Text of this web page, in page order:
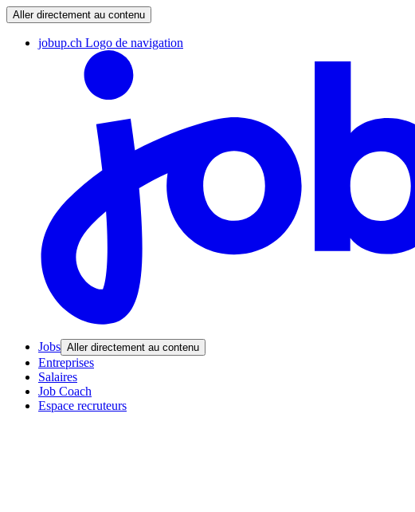
Aller directement au contenu
jobup.ch Logo de navigation
Jobs Aller directement au contenu
Entreprises
Salaires
Job Coach
Espace recruteurs